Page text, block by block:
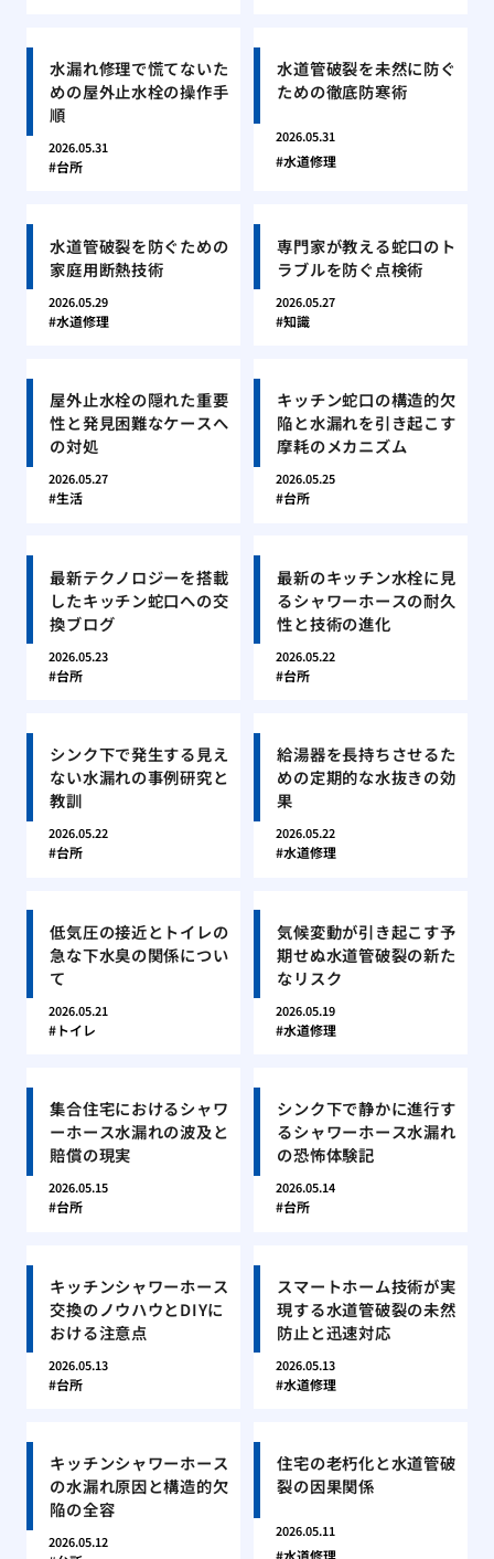
水漏れ修理で慌てないた
めの屋外止水栓の操作手
順
2026.05.31
台所
水道管破裂を未然に防ぐ
ための徹底防寒術
2026.05.31
水道修理
水道管破裂を防ぐための
家庭用断熱技術
2026.05.29
水道修理
専門家が教える蛇口のト
ラブルを防ぐ点検術
2026.05.27
知識
屋外止水栓の隠れた重要
性と発見困難なケースへ
の対処
2026.05.27
生活
キッチン蛇口の構造的欠
陥と水漏れを引き起こす
摩耗のメカニズム
2026.05.25
台所
最新テクノロジーを搭載
したキッチン蛇口への交
換ブログ
2026.05.23
台所
最新のキッチン水栓に見
るシャワーホースの耐久
性と技術の進化
2026.05.22
台所
シンク下で発生する見え
ない水漏れの事例研究と
教訓
2026.05.22
台所
給湯器を長持ちさせるた
めの定期的な水抜きの効
果
2026.05.22
水道修理
低気圧の接近とトイレの
急な下水臭の関係につい
て
2026.05.21
トイレ
気候変動が引き起こす予
期せぬ水道管破裂の新た
なリスク
2026.05.19
水道修理
集合住宅におけるシャワ
ーホース水漏れの波及と
賠償の現実
2026.05.15
台所
シンク下で静かに進行す
るシャワーホース水漏れ
の恐怖体験記
2026.05.14
台所
キッチンシャワーホース
交換のノウハウとDIYに
おける注意点
2026.05.13
台所
スマートホーム技術が実
現する水道管破裂の未然
防止と迅速対応
2026.05.13
水道修理
キッチンシャワーホース
の水漏れ原因と構造的欠
陥の全容
2026.05.12
住宅の老朽化と水道管破
裂の因果関係
2026.05.11
水道修理